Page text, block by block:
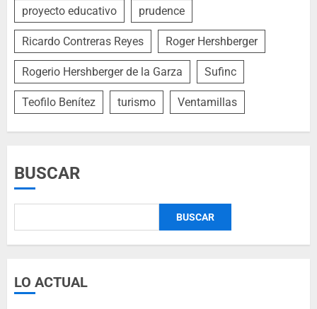
proyecto educativo prudence
Ricardo Contreras Reyes Roger Hershberger
Rogerio Hershberger de la Garza Sufinc
Teofilo Benítez turismo Ventamillas
BUSCAR
BUSCAR
LO ACTUAL